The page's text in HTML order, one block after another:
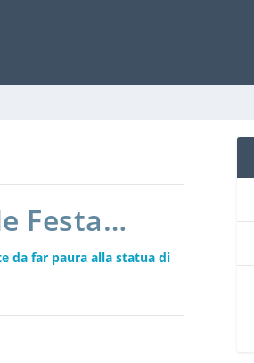
Festa…
da far paura alla statua di